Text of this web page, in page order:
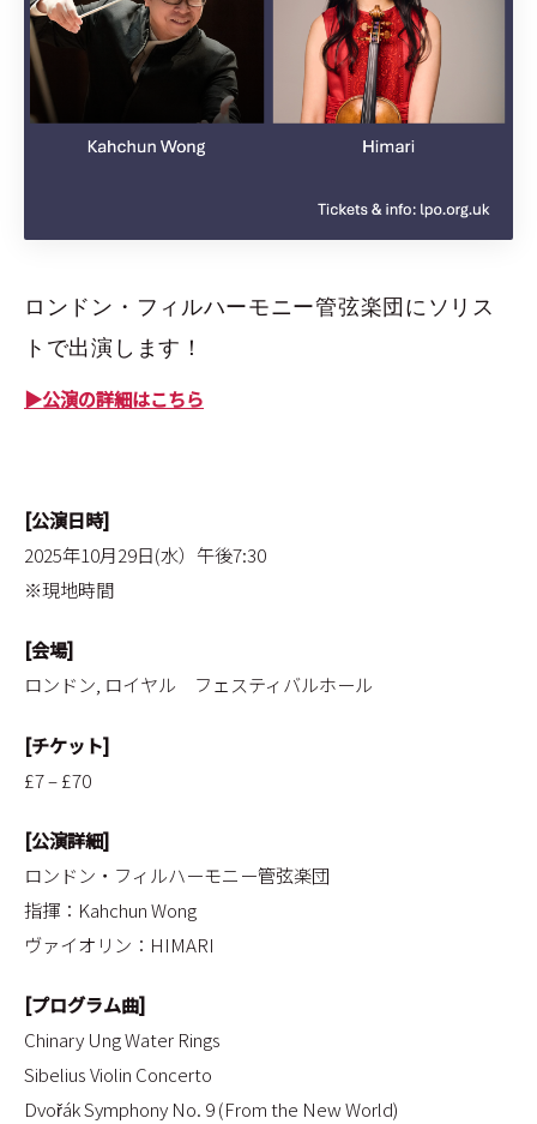
ロンドン・フィルハーモニー管弦楽団にソリス
トで出演します！
▶公演の詳細はこちら
[公演日時]
2025年10月29日(水）午後7:30
※現地時間
[会場]
ロンドン, ロイヤル フェスティバルホール
[チケット]
£7 – £70
[公演詳細]
ロンドン・フィルハーモニー管弦楽団
指揮：Kahchun Wong
ヴァイオリン：HIMARI
[プログラム曲]
Chinary Ung Water Rings
Sibelius Violin Concerto
Dvořák Symphony No. 9 (From the New World)